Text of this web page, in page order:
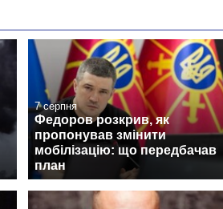
7 серпня
Федоров розкрив, як
пропонував змінити
мобілізацію: що передбачав
план